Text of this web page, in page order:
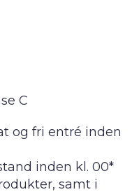
C
og fri entré inden
inden kl. 00*
samt i